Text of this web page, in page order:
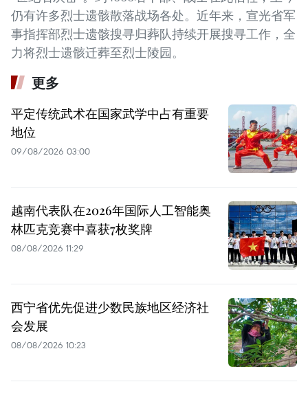
仍有许多烈士遗骸散落战场各处。近年来，宣光省军
事指挥部烈士遗骸搜寻归葬队持续开展搜寻工作，全
力将烈士遗骸迁葬至烈士陵园。
更多
平定传统武术在国家武学中占有重要
地位
09/08/2026 03:00
越南代表队在2026年国际人工智能奥
林匹克竞赛中喜获7枚奖牌
08/08/2026 11:29
西宁省优先促进少数民族地区经济社
会发展
08/08/2026 10:23